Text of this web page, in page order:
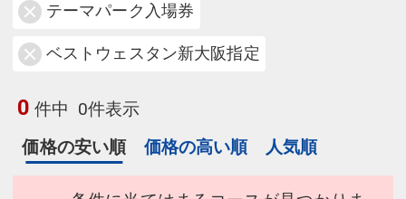
テーマパーク入場券
ベストウェスタン新大阪指定
0 件中 0件表示
価格の安い順
価格の高い順 人気順